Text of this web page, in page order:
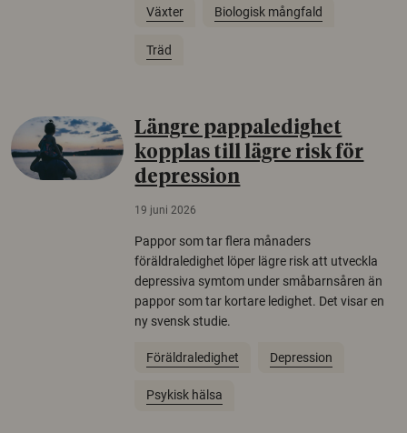
Växter Biologisk mångfald
Träd
Längre pappaledighet
kopplas till lägre risk för
depression
19 juni 2026
Pappor som tar flera månaders
föräldraledighet löper lägre risk att utveckla
depressiva symtom under småbarnsåren än
pappor som tar kortare ledighet. Det visar en
ny svensk studie.
Föräldraledighet Depression
Psykisk hälsa